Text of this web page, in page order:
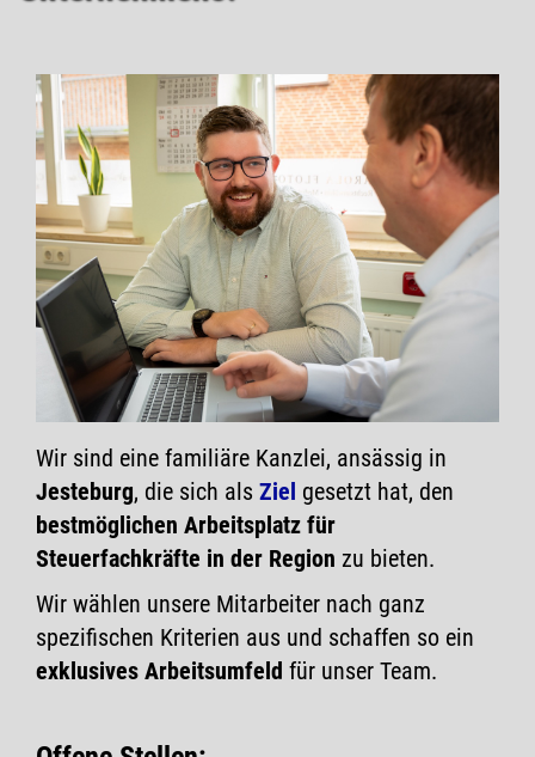
Wir sind eine familiäre Kanzlei, ansässig in
Jesteburg, die sich als Ziel gesetzt hat, den
bestmöglichen Arbeitsplatz für
Steuerfachkräfte in der Region zu bieten.
Wir wählen unsere Mitarbeiter nach ganz
spezifischen Kriterien aus und schaffen so ein
exklusives Arbeitsumfeld für unser Team.